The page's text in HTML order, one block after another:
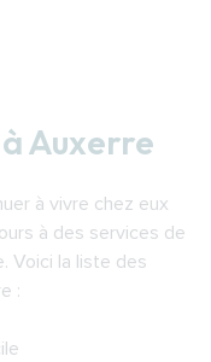
Auxerre
à vivre chez eux
à des services de
Voici la liste des
: